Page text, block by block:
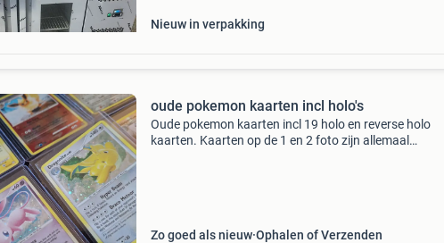
Nieuw in verpakking
oude pokemon kaarten incl holo's
Oude pokemon kaarten incl 19 holo en reverse holo
kaarten. Kaarten op de 1 en 2 foto zijn allemaal
Zo goed als nieuw Ophalen of Verzenden